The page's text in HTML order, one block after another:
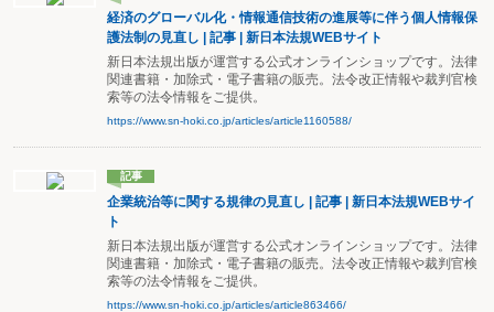
経済のグローバル化・情報通信技術の進展等に伴う個人情報保
護法制の見直し | 記事 | 新日本法規WEBサイト
新日本法規出版が運営する公式オンラインショップです。法律
関連書籍・加除式・電子書籍の販売。法令改正情報や裁判官検
索等の法令情報をご提供。
https://www.sn-hoki.co.jp/articles/article1160588/
記事
企業統治等に関する規律の見直し | 記事 | 新日本法規WEBサイ
ト
新日本法規出版が運営する公式オンラインショップです。法律
関連書籍・加除式・電子書籍の販売。法令改正情報や裁判官検
索等の法令情報をご提供。
https://www.sn-hoki.co.jp/articles/article863466/